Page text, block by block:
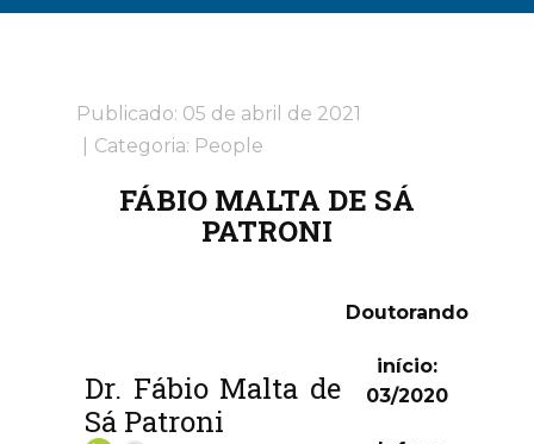
Publicado: 05 de abril de 2021
Categoria: People
FÁBIO MALTA DE SÁ
PATRONI
Dr. Fábio Malta de
Sá Patroni
Doutorando
início:
03/2020